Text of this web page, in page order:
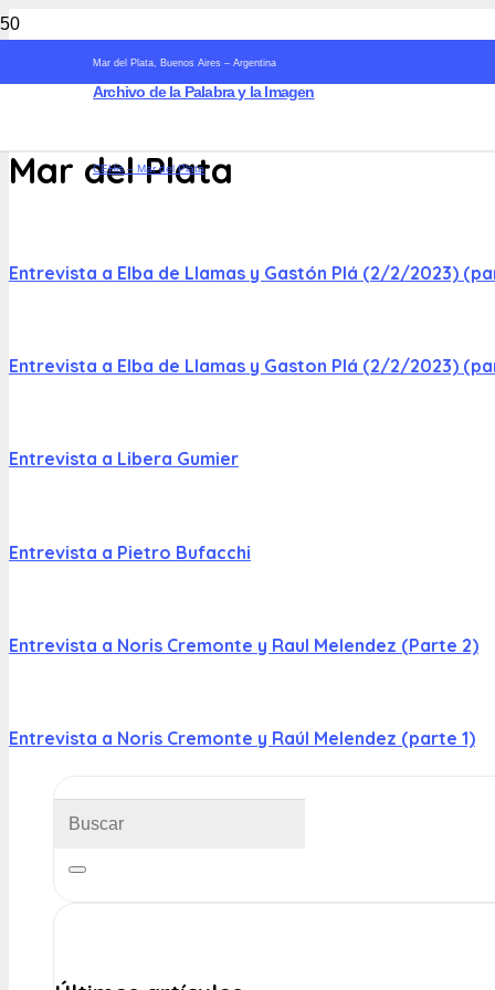
Mar del Plata, Buenos Aires – Argentina
Archivo de la Palabra y la Imagen
CEHis – Mar del Plata
Mar del Plata
Entrevista a Elba de Llamas y Gastón Plá (2/2/2023)
Entrevista a Elba de Llamas y Gaston Plá (2/2/2023)
Entrevista a Libera Gumier
Entrevista a Pietro Bufacchi
Entrevista a Noris Cremonte y Raul Melendez (Parte 2)
Entrevista a Noris Cremonte y Raúl Melendez (parte 1)